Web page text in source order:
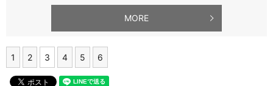
MORE
1 2 3 4 5 6